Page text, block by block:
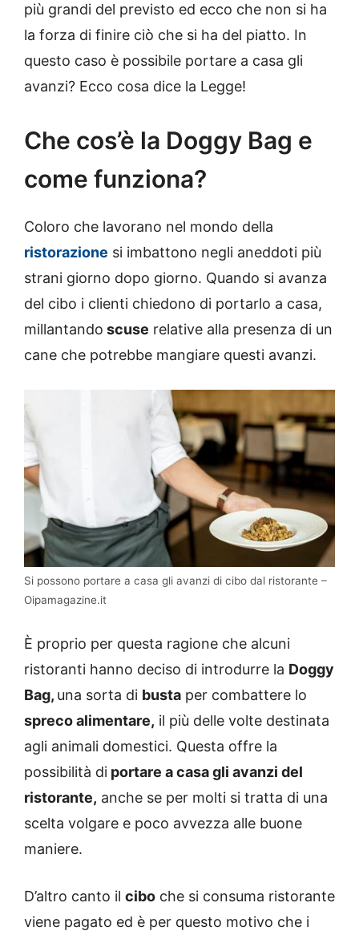
più grandi del previsto ed ecco che non si ha
la forza di finire ciò che si ha del piatto. In
questo caso è possibile portare a casa gli
avanzi? Ecco cosa dice la Legge!
Che cos’è la Doggy Bag e
come funziona?
Coloro che lavorano nel mondo della
ristorazione si imbattono negli aneddoti più
strani giorno dopo giorno. Quando si avanza
del cibo i clienti chiedono di portarlo a casa,
millantando scuse relative alla presenza di un
cane che potrebbe mangiare questi avanzi.
Si possono portare a casa gli avanzi di cibo dal ristorante –
Oipamagazine.it
È proprio per questa ragione che alcuni
ristoranti hanno deciso di introdurre la Doggy
Bag, una sorta di busta per combattere lo
spreco alimentare, il più delle volte destinata
agli animali domestici. Questa offre la
possibilità di portare a casa gli avanzi del
ristorante, anche se per molti si tratta di una
scelta volgare e poco avvezza alle buone
maniere.
D’altro canto il cibo che si consuma ristorante
viene pagato ed è per questo motivo che i